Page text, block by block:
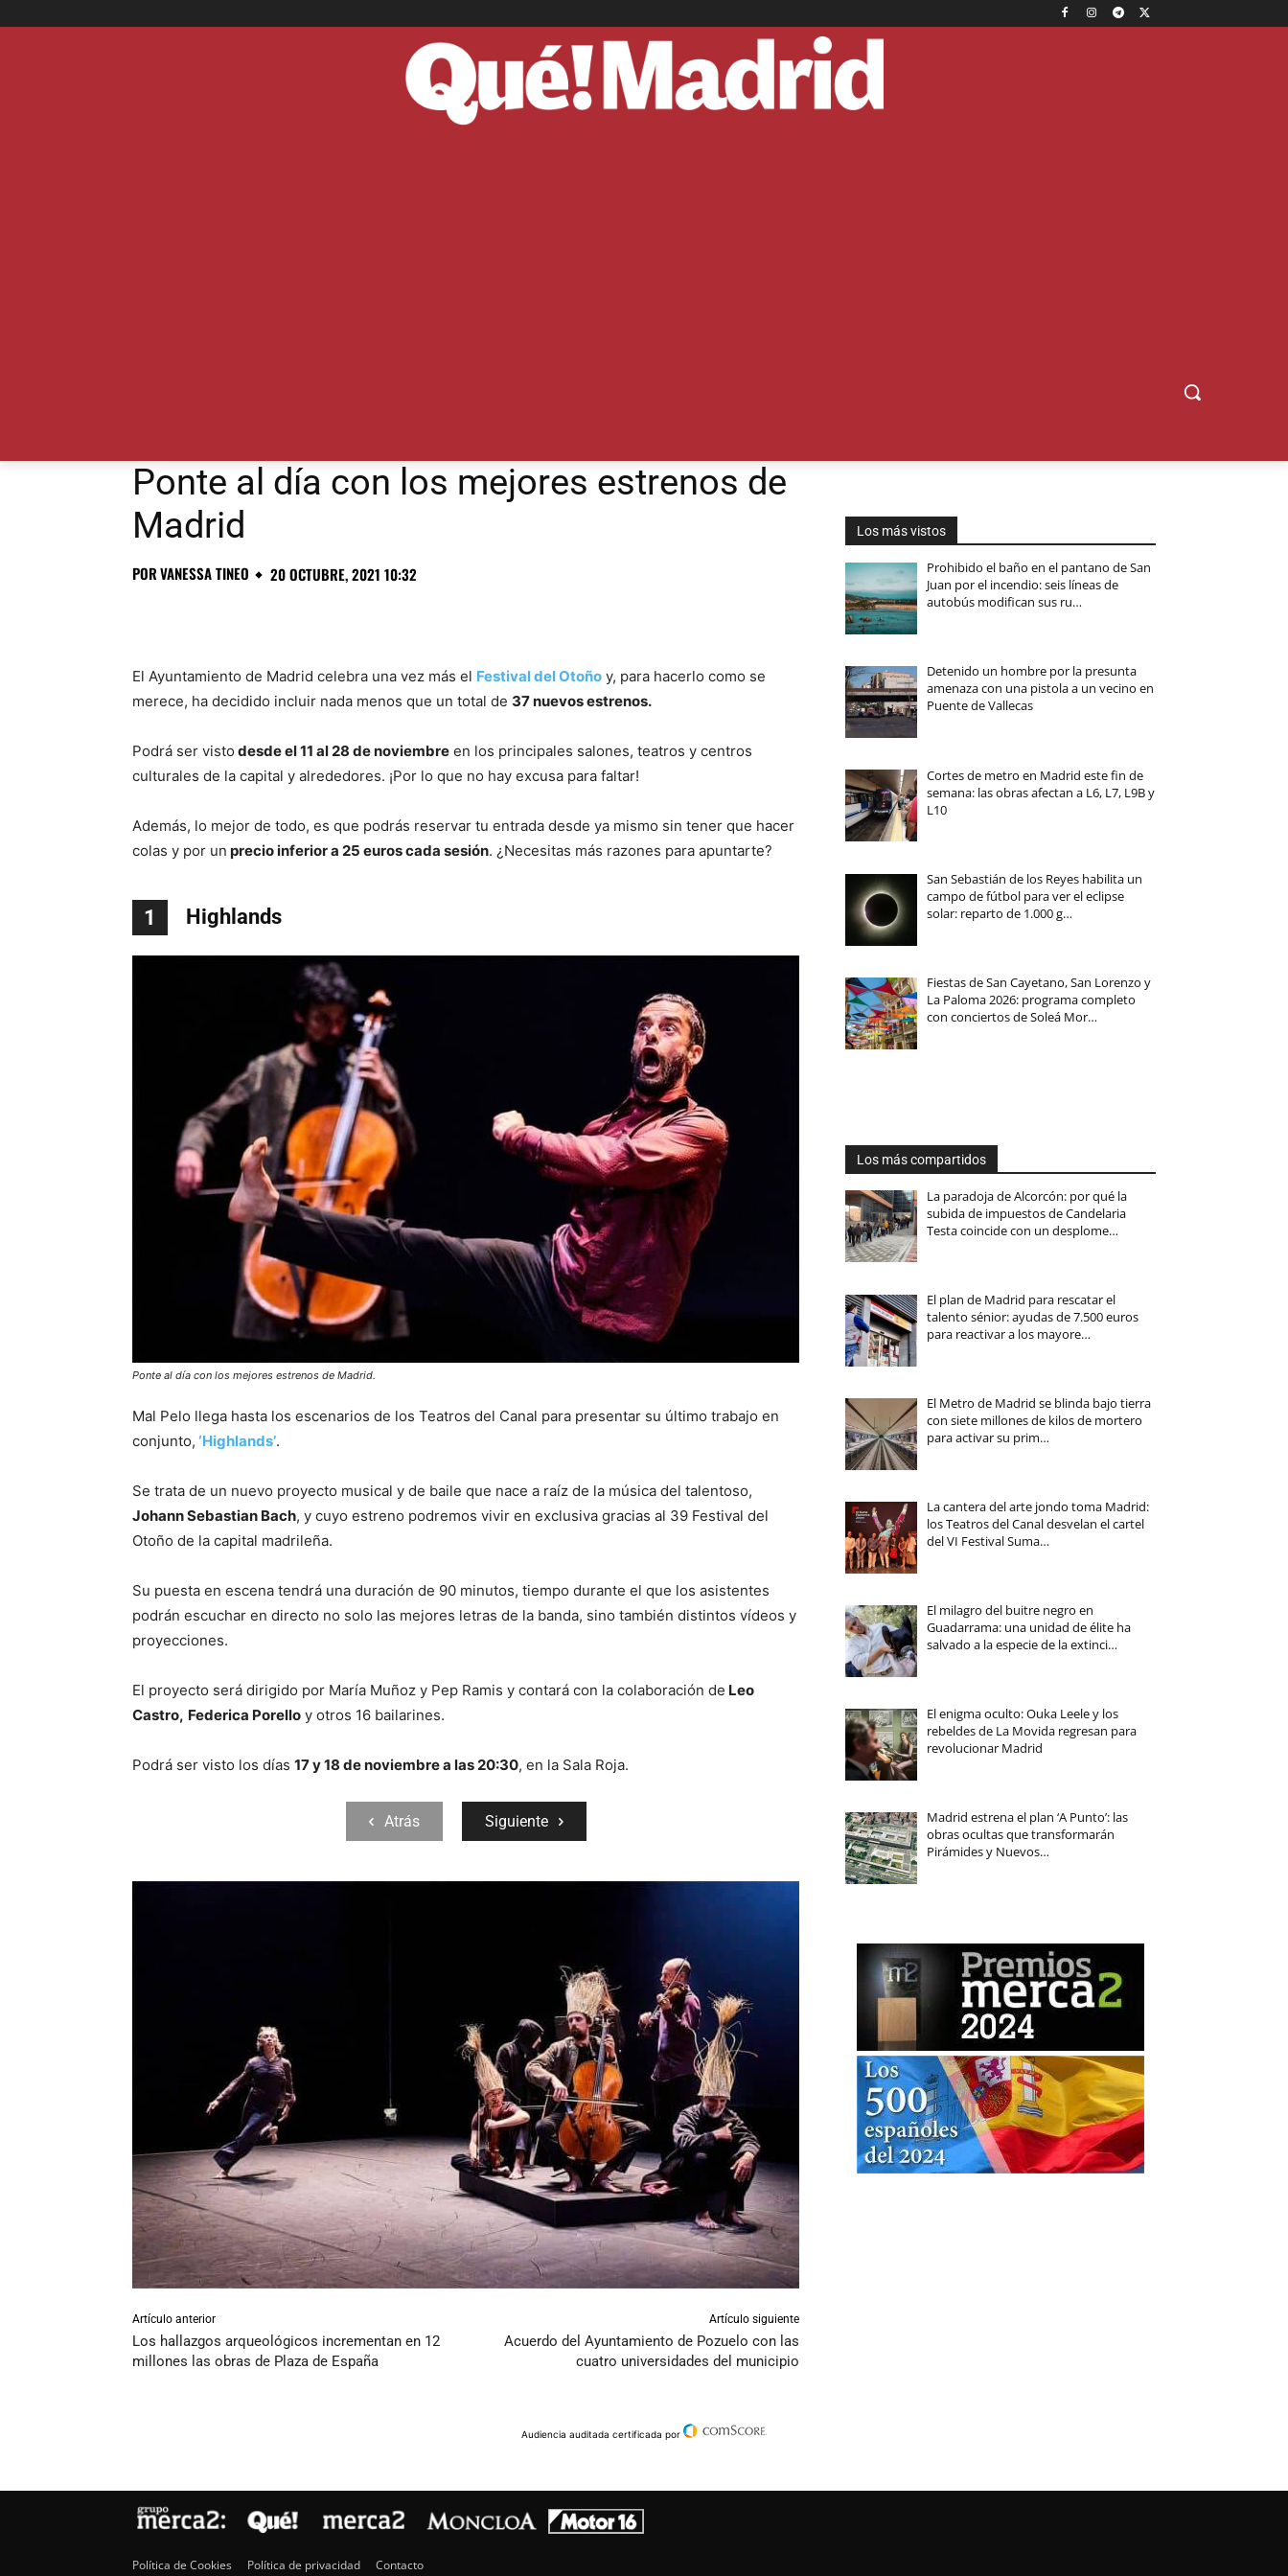
Ponte al día con los mejores estrenos de
Madrid
PORVANESSA TINEO 20 OCTUBRE, 2021 10:32
El Ayuntamiento de Madrid celebra una vez más el Festival del Otoño y, para hacerlo como se
merece, ha decidido incluir nada menos que un total de 37 nuevos estrenos.
Podrá ser visto desde el 11 al 28 de noviembre en los principales salones, teatros y centros
culturales de la capital y alrededores. ¡Por lo que no hay excusa para faltar!
Además, lo mejor de todo, es que podrás reservar tu entrada desde ya mismo sin tener que hacer
colas y por un precio inferior a 25 euros cada sesión. ¿Necesitas más razones para apuntarte?
1 Highlands
Ponte al día con los mejores estrenos de Madrid.
Mal Pelo llega hasta los escenarios de los Teatros del Canal para presentar su último trabajo en
conjunto, ‘Highlands’.
Se trata de un nuevo proyecto musical y de baile que nace a raíz de la música del talentoso,
Johann Sebastian Bach, y cuyo estreno podremos vivir en exclusiva gracias al 39 Festival del
Otoño de la capital madrileña.
Su puesta en escena tendrá una duración de 90 minutos, tiempo durante el que los asistentes
podrán escuchar en directo no solo las mejores letras de la banda, sino también distintos vídeos y
proyecciones.
El proyecto será dirigido por María Muñoz y Pep Ramis y contará con la colaboración de Leo
Castro, Federica Porello y otros 16 bailarines.
Podrá ser visto los días 17 y 18 de noviembre a las 20:30, en la Sala Roja.
Atrás Siguiente
Artículo anterior
Los hallazgos arqueológicos incrementan en 12
millones las obras de Plaza de España
Artículo siguiente
Acuerdo del Ayuntamiento de Pozuelo con las
cuatro universidades del municipio
Los más vistos
Prohibido el baño en el pantano de San
Juan por el incendio: seis líneas de
autobús modifican sus ru…
Detenido un hombre por la presunta
amenaza con una pistola a un vecino en
Puente de Vallecas
Cortes de metro en Madrid este fin de
semana: las obras afectan a L6, L7, L9B y
L10
San Sebastián de los Reyes habilita un
campo de fútbol para ver el eclipse
solar: reparto de 1.000 g…
Fiestas de San Cayetano, San Lorenzo y
La Paloma 2026: programa completo
con conciertos de Soleá Mor…
Los más compartidos
La paradoja de Alcorcón: por qué la
subida de impuestos de Candelaria
Testa coincide con un desplome…
El plan de Madrid para rescatar el
talento sénior: ayudas de 7.500 euros
para reactivar a los mayore…
El Metro de Madrid se blinda bajo tierra
con siete millones de kilos de mortero
para activar su prim…
La cantera del arte jondo toma Madrid:
los Teatros del Canal desvelan el cartel
del VI Festival Suma…
El milagro del buitre negro en
Guadarrama: una unidad de élite ha
salvado a la especie de la extinci…
El enigma oculto: Ouka Leele y los
rebeldes de La Movida regresan para
revolucionar Madrid
Madrid estrena el plan ‘A Punto’: las
obras ocultas que transformarán
Pirámides y Nuevos…
Audiencia auditada certificada por
Política de Cookies Política de privacidad Contacto